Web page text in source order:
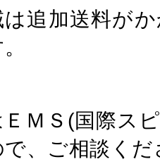
追加送料が
ＭＳ(国際ス
、ご相談くだ